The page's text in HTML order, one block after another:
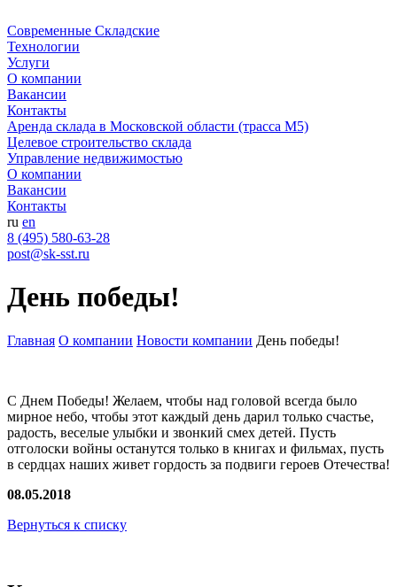
Современные Складские
Технологии
Услуги
О компании
Вакансии
Контакты
Аренда склада в Московской области (трасса М5)
Целевое строительство склада
Управление недвижимостью
О компании
Вакансии
Контакты
ru en
8 (495) 580-63-28
post@sk-sst.ru
День победы!
Главная О компании Новости компании День победы!
С Днем Победы! Желаем, чтобы над головой всегда было
мирное небо, чтобы этот каждый день дарил только счастье,
радость, веселые улыбки и звонкий смех детей. Пусть
отголоски войны останутся только в книгах и фильмах, пусть
в сердцах наших живет гордость за подвиги героев Отечества!
08.05.2018
Вернуться к списку